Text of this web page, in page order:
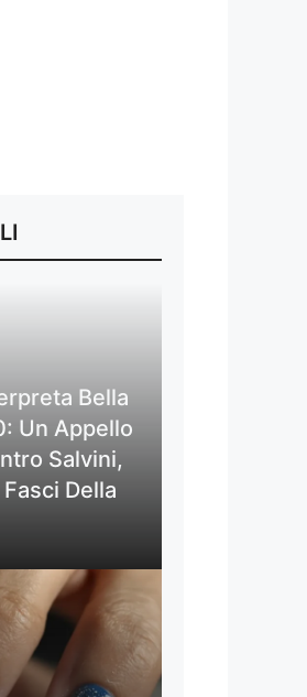
Bella
Un Appello
Salvini,
Della